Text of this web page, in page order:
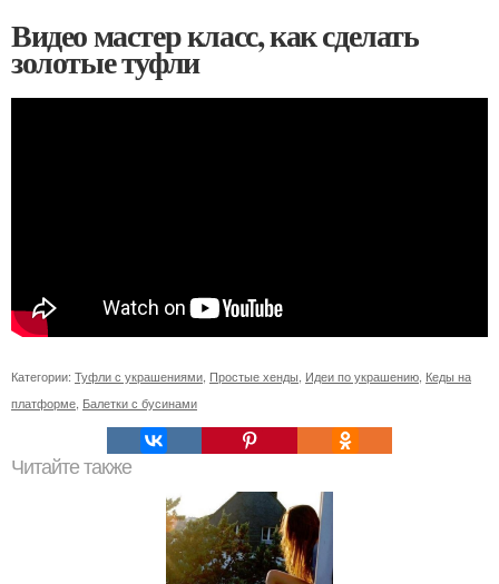
Видео мастер класс, как сделать
золотые туфли
Категории: Туфли с украшениями Простые хенды Идеи по украшению Кеды на
платформе Балетки с бусинами
Читайте также